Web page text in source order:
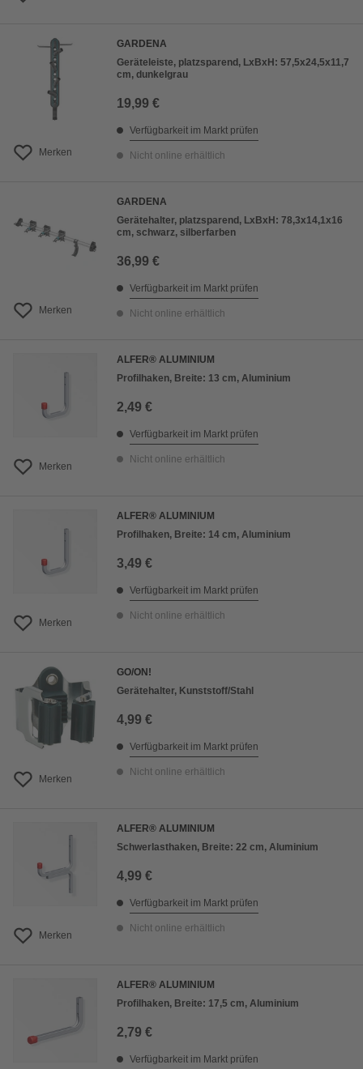
Merken
GARDENA
Geräteleiste, platzsparend, LxBxH: 57,5x24,5x11,7
cm, dunkelgrau
19,99 €
Verfügbarkeit im Markt prüfen
Nicht online erhältlich
Merken
GARDENA
Gerätehalter, platzsparend, LxBxH: 78,3x14,1x16
cm, schwarz, silberfarben
36,99 €
Verfügbarkeit im Markt prüfen
Nicht online erhältlich
Merken
ALFER® ALUMINIUM
Profilhaken, Breite: 13 cm, Aluminium
2,49 €
Verfügbarkeit im Markt prüfen
Nicht online erhältlich
Merken
ALFER® ALUMINIUM
Profilhaken, Breite: 14 cm, Aluminium
3,49 €
Verfügbarkeit im Markt prüfen
Nicht online erhältlich
Merken
GO/ON!
Gerätehalter, Kunststoff/Stahl
4,99 €
Verfügbarkeit im Markt prüfen
Nicht online erhältlich
Merken
ALFER® ALUMINIUM
Schwerlasthaken, Breite: 22 cm, Aluminium
4,99 €
Verfügbarkeit im Markt prüfen
Nicht online erhältlich
ALFER® ALUMINIUM
Profilhaken, Breite: 17,5 cm, Aluminium
2,79 €
Verfügbarkeit im Markt prüfen